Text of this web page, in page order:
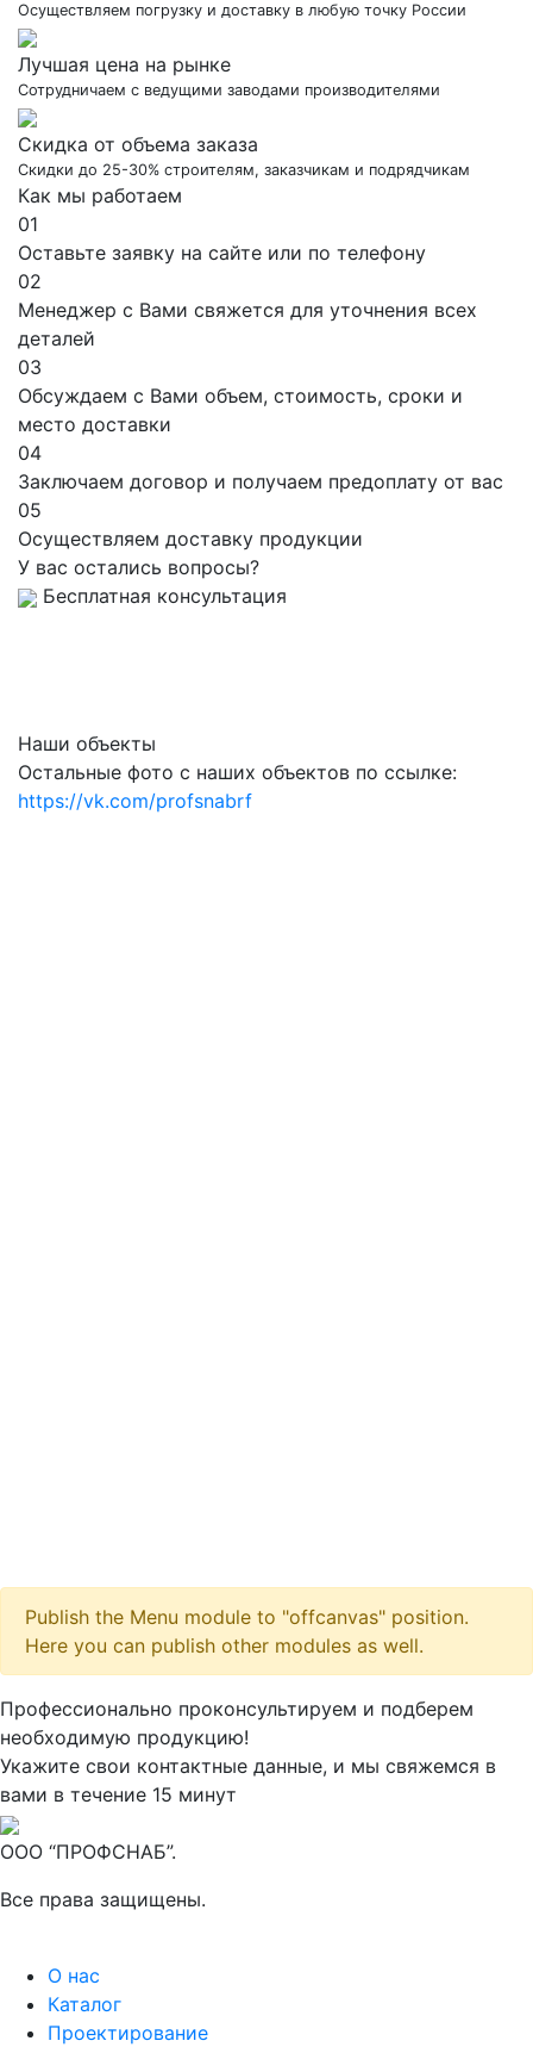
Осуществляем погрузку и доставку в любую точку России
Лучшая цена на рынке
Сотрудничаем с ведущими заводами производителями
Скидка от объема заказа
Скидки до 25-30% строителям, заказчикам и подрядчикам
Как мы работаем
01
Оставьте заявку на сайте или по телефону
02
Менеджер с Вами свяжется для уточнения всех
деталей
03
Обсуждаем с Вами объем, стоимость, сроки и
место доставки
04
Заключаем договор и получаем предоплату от вас
05
Осуществляем доставку продукции
У вас остались вопросы?
Бесплатная консультация
Наши объекты
Остальные фото с наших объектов по ссылке:
https://vk.com/profsnabrf
Publish the Menu module to "offcanvas" position.
Here you can publish other modules as well.
М ● консультант ПРОФСНАБ
Профессионально проконсультируем и подберем
необходимую продукцию!
Укажите свои контактные данные, и мы свяжемся в
вами в течение 15 минут
ООО “ПРОФСНАБ”.
Все права защищены.
О нас
Каталог
Проектирование